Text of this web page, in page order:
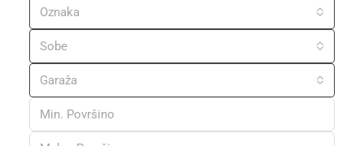
Oznaka
Sobe
Garaža